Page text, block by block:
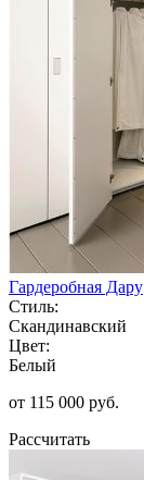
Гардеробная Дару
Стиль:
Скандинавский
Цвет:
Белый
от 115 000 руб.
Рассчитать